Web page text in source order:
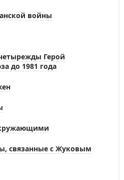
войны
Герой
до 1981 года
связанные с Жуковым